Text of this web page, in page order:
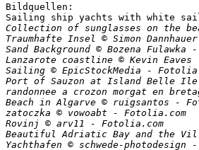
Bildquellen:
Sailing ship yachts with white
Collection of sunglasses on the
Traumhafte Insel © Simon
Sand Background © Bozena Fulawka
Lanzarote coastline © Kevin
Sailing © EpicStockMedia -
Port of Sauzon at Island Belle Ile
randonnee a crozon morgat en
Beach in Algarve © ruigsantos -
zatoczka © vowoabt - Fotolia.com
Rovinj © arv11 - Fotolia.com
Beautiful Adriatic Bay and the
Yachthafen © schwede-photodesign